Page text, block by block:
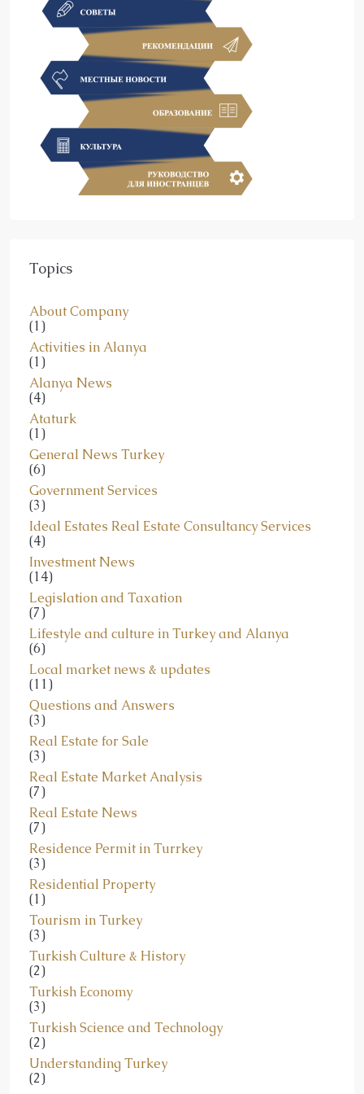
Topics
About Company
(1)
Activities in Alanya
(1)
Alanya News
(4)
Ataturk
(1)
General News Turkey
(6)
Government Services
(3)
Ideal Estates Real Estate Consultancy Services
(4)
Investment News
(14)
Legislation and Taxation
(7)
Lifestyle and culture in Turkey and Alanya
(6)
Local market news & updates
(11)
Questions and Answers
(3)
Real Estate for Sale
(3)
Real Estate Market Analysis
(7)
Real Estate News
(7)
Residence Permit in Turrkey
(3)
Residential Property
(1)
Tourism in Turkey
(3)
Turkish Culture & History
(2)
Turkish Economy
(3)
Turkish Science and Technology
(2)
Understanding Turkey
(2)
Анализ рынка недвижимости